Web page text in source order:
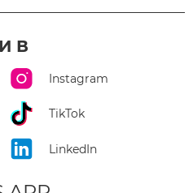
В
Instagram
TikTok
LinkedIn